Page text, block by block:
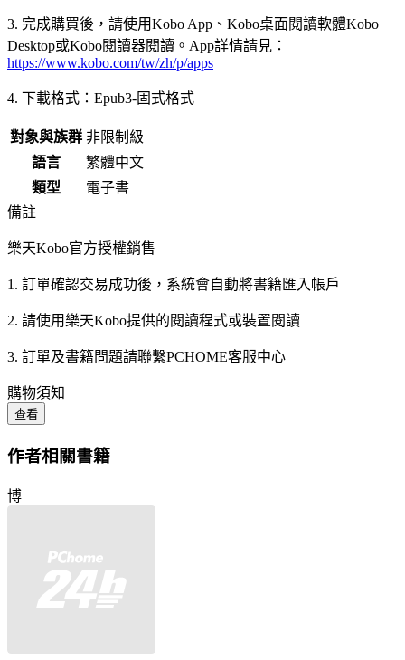
3. 完成購買後，請使用Kobo App、Kobo桌面閱讀軟體Kobo
Desktop或Kobo閱讀器閱讀。App詳情請見：
https://www.kobo.com/tw/zh/p/apps
4. 下載格式：Epub3-固式格式
對象與族群 非限制級
語言
繁體中文
類型
電子書
備註
樂天Kobo官方授權銷售
1. 訂單確認交易成功後，系統會自動將書籍匯入帳戶
2. 請使用樂天Kobo提供的閱讀程式或裝置閱讀
3. 訂單及書籍問題請聯繫PCHOME客服中心
購物須知
查看
作者相關書籍
博